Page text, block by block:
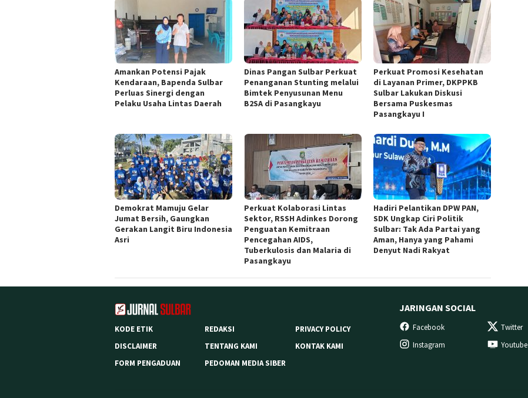
Amankan Potensi Pajak
Kendaraan, Bapenda Sulbar
Perluas Sinergi dengan
Pelaku Usaha Lintas Daerah
Dinas Pangan Sulbar Perkuat
Penanganan Stunting melalui
Bimtek Penyusunan Menu
B2SA di Pasangkayu
Perkuat Promosi Kesehatan
di Layanan Primer, DKPPKB
Sulbar Lakukan Diskusi
Bersama Puskesmas
Pasangkayu I
Demokrat Mamuju Gelar
Jumat Bersih, Gaungkan
Gerakan Langit Biru Indonesia
Asri
Perkuat Kolaborasi Lintas
Sektor, RSSH Adinkes Dorong
Penguatan Kemitraan
Pencegahan AIDS,
Tuberkulosis dan Malaria di
Pasangkayu
Hadiri Pelantikan DPW PAN,
SDK Ungkap Ciri Politik
Sulbar: Tak Ada Partai yang
Aman, Hanya yang Pahami
Denyut Nadi Rakyat
KODE ETIK REDAKSI
PRIVACY POLICY
DISCLAIMER
TENTANG KAMI
KONTAK KAMI
FORM PENGADUAN
PEDOMAN MEDIA SIBER
JARINGAN SOCIAL
Facebook Twitter
Instagram
Youtube